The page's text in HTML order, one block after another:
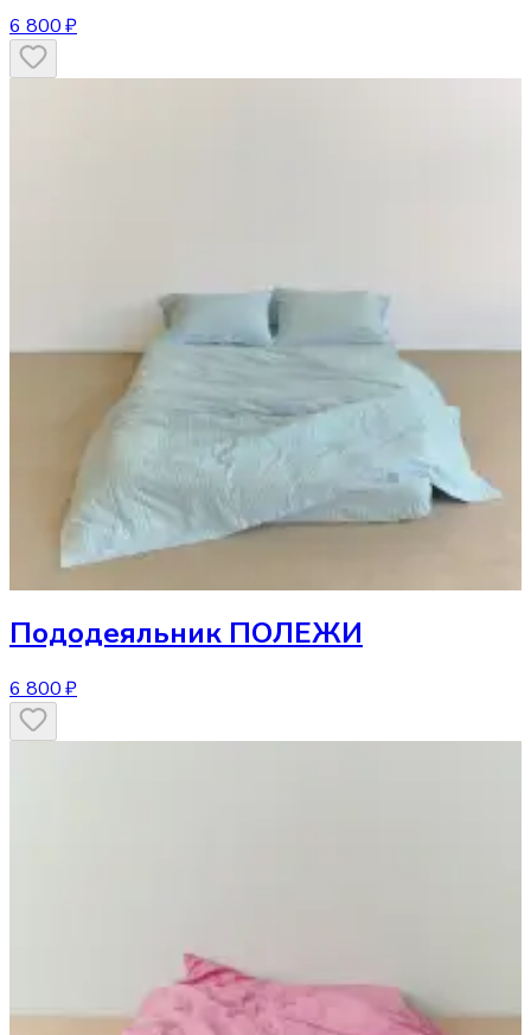
6 800 ₽
Пододеяльник ПОЛЕЖИ
6 800 ₽